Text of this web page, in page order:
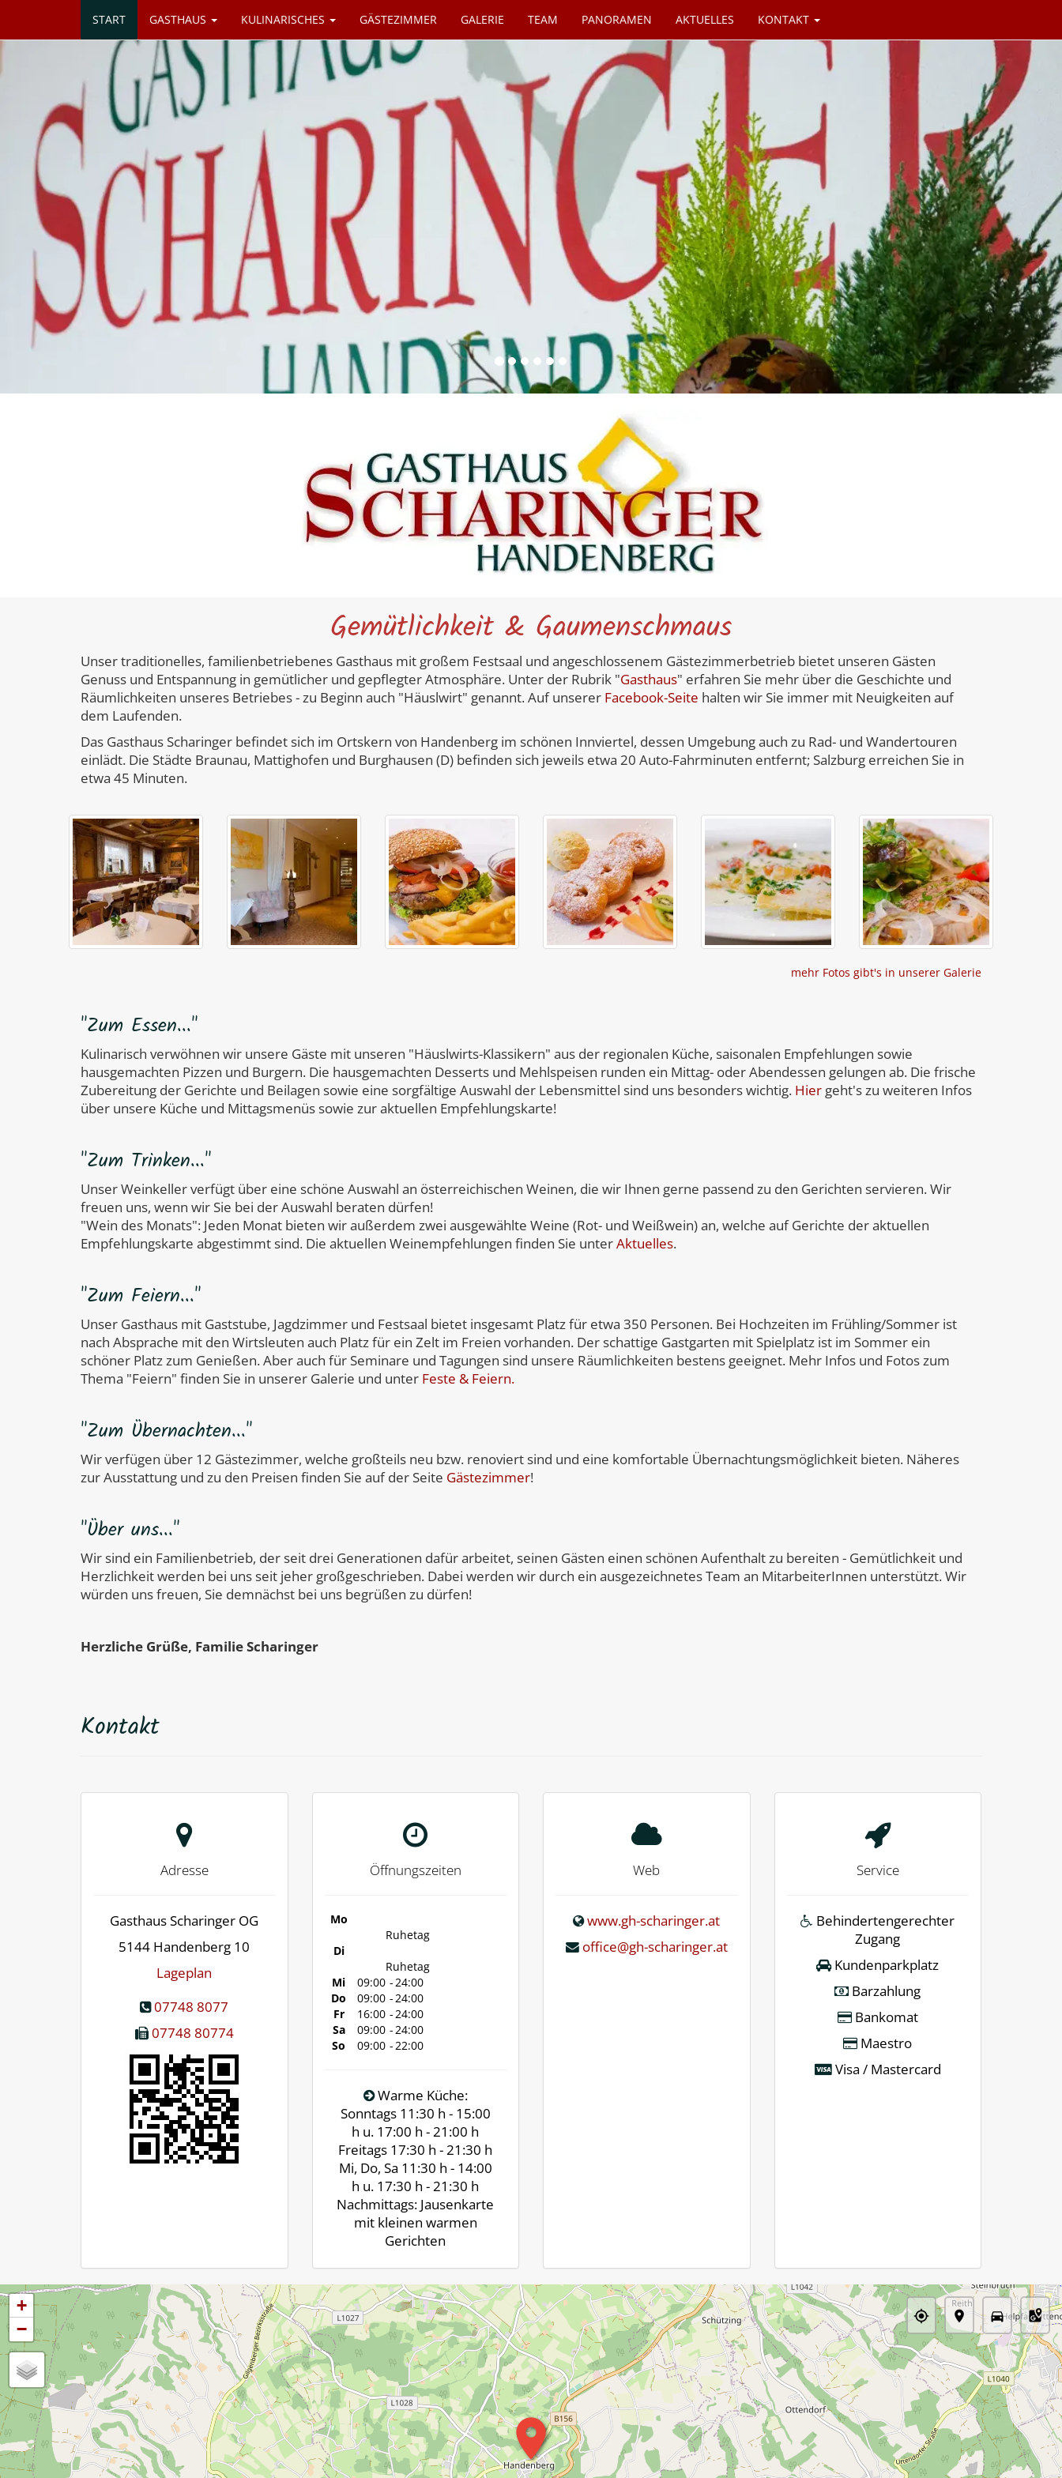
START GASTHAUS KULINARISCHES GÄSTEZIMMER GALERIE TEAM PANORAMEN AKTUELLES KONTAKT
Gemütlichkeit & Gaumenschmaus
Unser traditionelles, familienbetriebenes Gasthaus mit großem Festsaal und angeschlossenem Gästezimmerbetrieb bietet unseren Gästen
Genuss und Entspannung in gemütlicher und gepflegter Atmosphäre. Unter der Rubrik "Gasthaus" erfahren Sie mehr über die Geschichte und
Räumlichkeiten unseres Betriebes - zu Beginn auch "Häuslwirt" genannt. Auf unserer Facebook-Seite halten wir Sie immer mit Neuigkeiten auf
dem Laufenden.
Das Gasthaus Scharinger befindet sich im Ortskern von Handenberg im schönen Innviertel, dessen Umgebung auch zu Rad- und Wandertouren
einlädt. Die Städte Braunau, Mattighofen und Burghausen (D) befinden sich jeweils etwa 20 Auto-Fahrminuten entfernt; Salzburg erreichen Sie in
etwa 45 Minuten.
mehr Fotos gibt's in unserer Galerie
"Zum Essen..."
Kulinarisch verwöhnen wir unsere Gäste mit unseren "Häuslwirts-Klassikern" aus der regionalen Küche, saisonalen Empfehlungen sowie
hausgemachten Pizzen und Burgern. Die hausgemachten Desserts und Mehlspeisen runden ein Mittag- oder Abendessen gelungen ab. Die frische
Zubereitung der Gerichte und Beilagen sowie eine sorgfältige Auswahl der Lebensmittel sind uns besonders wichtig. Hier geht's zu weiteren Infos
über unsere Küche und Mittagsmenüs sowie zur aktuellen Empfehlungskarte!
"Zum Trinken..."
Unser Weinkeller verfügt über eine schöne Auswahl an österreichischen Weinen, die wir Ihnen gerne passend zu den Gerichten servieren. Wir
freuen uns, wenn wir Sie bei der Auswahl beraten dürfen!
"Wein des Monats": Jeden Monat bieten wir außerdem zwei ausgewählte Weine (Rot- und Weißwein) an, welche auf Gerichte der aktuellen
Empfehlungskarte abgestimmt sind. Die aktuellen Weinempfehlungen finden Sie unterAktuelles.
"Zum Feiern..."
Unser Gasthaus mit Gaststube, Jagdzimmer und Festsaal bietet insgesamt Platz für etwa 350 Personen. Bei Hochzeiten im Frühling/Sommer ist
nach Absprache mit den Wirtsleuten auch Platz für ein Zelt im Freien vorhanden. Der schattige Gastgarten mit Spielplatz ist im Sommer ein
schöner Platz zum Genießen. Aber auch für Seminare und Tagungen sind unsere Räumlichkeiten bestens geeignet. Mehr Infos und Fotos zum
Thema "Feiern" finden Sie in unserer Galerie und unter Feste & Feiern.
"Zum Übernachten..."
Wir verfügen über 12 Gästezimmer, welche großteils neu bzw. renoviert sind und eine komfortable Übernachtungsmöglichkeit bieten. Näheres
zur Ausstattung und zu den Preisen finden Sie auf der Seite Gästezimmer!
"Über uns..."
Wir sind ein Familienbetrieb, der seit drei Generationen dafür arbeitet, seinen Gästen einen schönen Aufenthalt zu bereiten - Gemütlichkeit und
Herzlichkeit werden bei uns seit jeher großgeschrieben. Dabei werden wir durch ein ausgezeichnetes Team an MitarbeiterInnen unterstützt. Wir
würden uns freuen, Sie demnächst bei uns begrüßen zu dürfen!
Herzliche Grüße, Familie Scharinger
Kontakt
Adresse
Gasthaus Scharinger OG
5144 Handenberg 10
Lageplan
07748 8077
07748 80774
Öffnungszeiten
Mo
Ruhetag
Di
Ruhetag
Mi
09:00 -24:00
Do
09:00 -24:00
Fr
16:00 -24:00
Sa
09:00 -24:00
So
09:00 -22:00
Warme Küche:
Sonntags 11:30 h - 15:00
h u. 17:00 h - 21:00 h
Freitags 17:30 h - 21:30 h
Mi, Do, Sa 11:30 h - 14:00
h u. 17:30 h - 21:30 h
Nachmittags: Jausenkarte
mit kleinen warmen
Gerichten
Web
www.gh-scharinger.at
office@gh-scharinger.at
Service
Behindertengerechter
Zugang
Kundenparkplatz
Barzahlung
Bankomat
Maestro
Visa / Mastercard
+
−